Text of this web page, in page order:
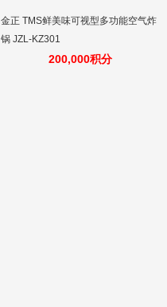
金正 TMS鲜美味可视型多功能空气炸
锅 JZL-KZ301
200,000积分